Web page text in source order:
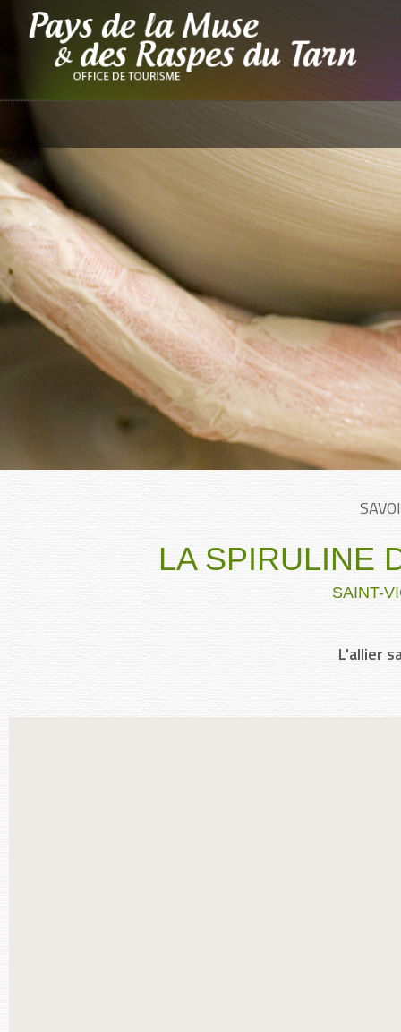
LA SPIRULINE
SAINT-
L'allier